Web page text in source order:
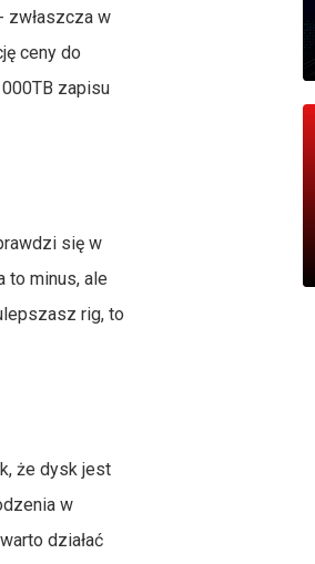
zwłaszcza w
ceny do
zapisu
się w
to minus, ale
rig, to
że dysk jest
w
działać